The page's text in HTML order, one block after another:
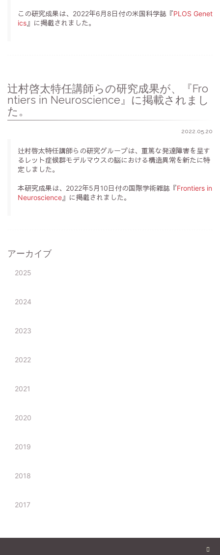
この研究成果は、2022年6月8日付の米国科学誌『PLOS Genet
ics 』に掲載されました。
辻村啓太特任講師らの研究成果が、『Fro
ntiers in Neuroscience』に掲載されまし
た。
2022.05.20
辻村啓太特任講師らの研究グループは、重篤な発達障害を呈す
るレット症候群モデルマウスの脳における構造異常を新たに特
定しました。
本研究成果は、2022年5月10日付の国際学術雑誌『Frontiers in
Neuroscience 』に掲載されました。
アーカイブ
2025
2024
2023
2022
2021
2020
2019
2018
2017